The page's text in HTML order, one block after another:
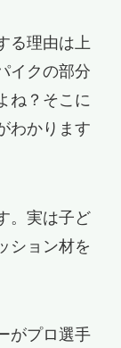
る理由は上
イクの部分
ね？そこに
わかります
。実は子ど
ション材を
がプロ選手